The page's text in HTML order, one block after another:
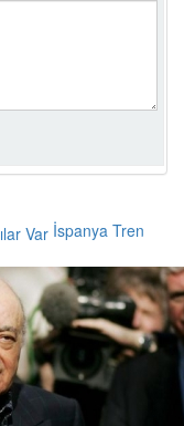
İspanya Tren